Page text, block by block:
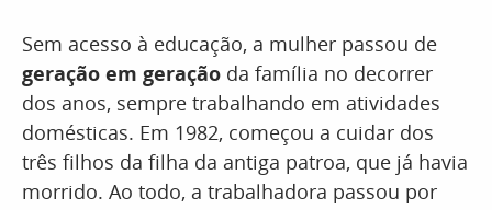
Sem acesso à educação, a mulher passou de
geração em geração da família no decorrer
dos anos, sempre trabalhando em atividades
domésticas. Em 1982, começou a cuidar dos
três filhos da filha da antiga patroa, que já havia
morrido. Ao todo, a trabalhadora passou por